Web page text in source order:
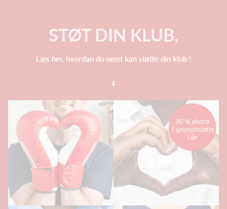
STØT DIN KLUB,
Læs her, hvordan du nemt kan støtte din klub !
⬇